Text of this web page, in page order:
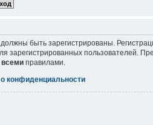
быть зарегистрированы.
зарегистрированных пользователей.
всеми правилами.
конфиденциальности